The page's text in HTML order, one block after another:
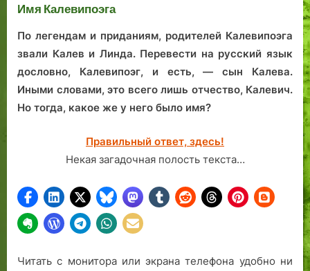
Имя Калевипоэга
По легендам и приданиям, родителей Калевипоэга
звали Калев и Линда. Перевести на русский язык
дословно, Калевипоэг, и есть, — сын Калева.
Иными словами, это всего лишь отчество, Калевич.
Но тогда, какое же у него было имя?
Правильный ответ, здесь!
Некая загадочная полость текста…
Читать с монитора или экрана телефона удобно ни